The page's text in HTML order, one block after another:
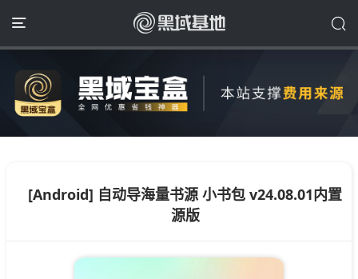
[Android] 自动导海量书源 小书包 v24.08.01内置
源版